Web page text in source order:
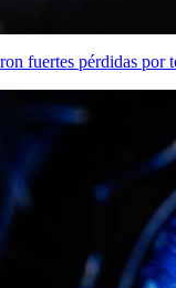
fuertes pérdidas por